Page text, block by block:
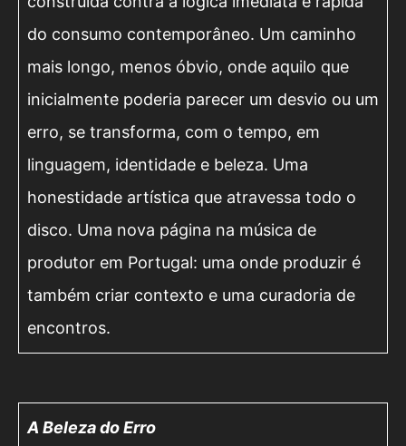
do consumo contemporâneo. Um caminho
mais longo, menos óbvio, onde aquilo que
inicialmente poderia parecer um desvio ou um
erro, se transforma, com o tempo, em
linguagem, identidade e beleza. Uma
honestidade artística que atravessa todo o
disco. Uma nova página na música de
produtor em Portugal: uma onde produzir é
também criar contexto e uma curadoria de
encontros.
A Beleza do Erro